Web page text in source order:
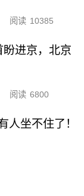
阅读 10385
盼进京，北京
阅读 6800
人坐不住了！